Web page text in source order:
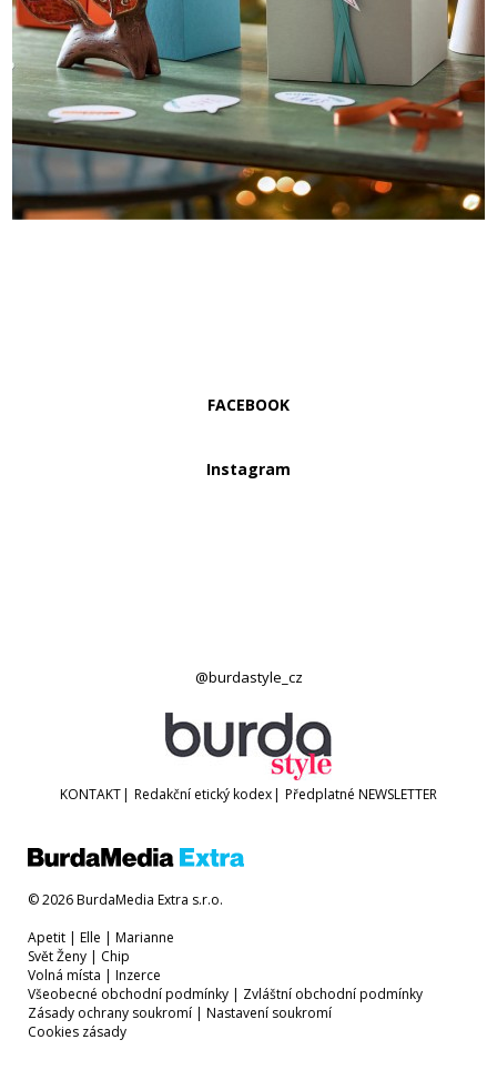
FACEBOOK
Instagram
@burdastyle_cz
KONTAKT| Redakční etický kodex| Předplatné NEWSLETTER
© 2026 BurdaMedia Extra s.r.o.
Apetit | Elle | Marianne
Svět Ženy | Chip
Volná místa | Inzerce
Všeobecné obchodní podmínky | Zvláštní obchodní podmínky
Zásady ochrany soukromí | Nastavení soukromí
Cookies zásady